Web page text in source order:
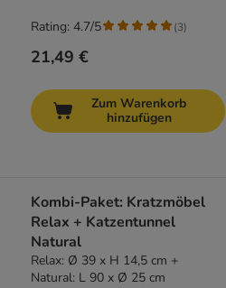
21,49 €
Rating: 4.7/5 (3)
Zum Warenkorb
hinzufügen
Kombi-Paket: Kratzmöbel
Relax + Katzentunnel
Natural
Relax: Ø 39 x H 14,5 cm +
Natural: L 90 x Ø 25 cm